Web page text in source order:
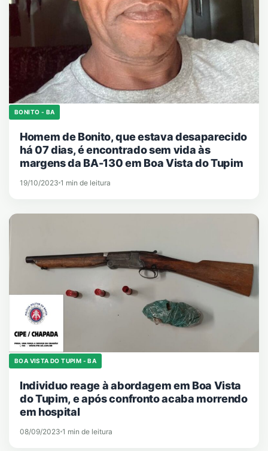
BONITO - BA
Homem de Bonito, que estava desaparecido
há 07 dias, é encontrado sem vida às
margens da BA-130 em Boa Vista do Tupim
19/10/2023 1 min de leitura
BOA VISTA DO TUPIM - BA
Individuo reage à abordagem em Boa Vista
do Tupim, e após confronto acaba morrendo
em hospital
08/09/2023 1 min de leitura